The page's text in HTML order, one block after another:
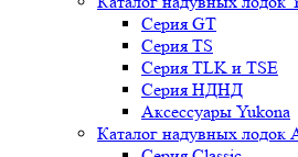
Серия GT
Серия TS
Серия TLK и TSE
Серия НДНД
Аксессуары Yukona
Каталог надувных лодок